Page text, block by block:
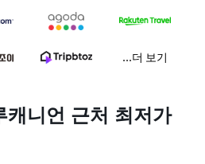
...더 보기
캐니언 근처 최저가